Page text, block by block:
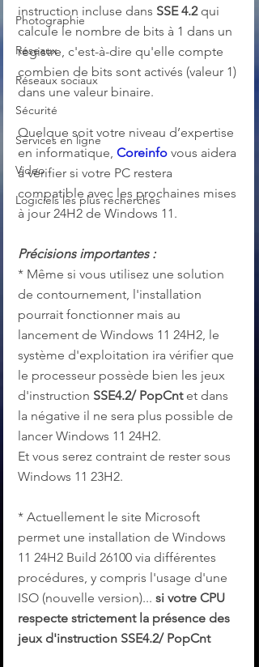
Photographie
Réseaux
Réseaux sociaux
Sécurité
Services en ligne
Video
Logiciels les plus recherchés
instruction incluse dans SSE 4.2 qui
calcule le nombre de bits à 1 dans un
registre, c'est-à-dire qu'elle compte
combien de bits sont activés (valeur 1)
dans une valeur binaire.
Quelque soit votre niveau d’expertise
en informatique, Coreinfo vous aidera
à vérifier si votre PC restera
compatible avec les prochaines mises
à jour 24H2 de Windows 11.
Précisions importantes :
* Même si vous utilisez une solution
de contournement, l'installation
pourrait fonctionner mais au
lancement de Windows 11 24H2, le
système d'exploitation ira vérifier que
le processeur possède bien les jeux
d'instruction SSE4.2/ PopCnt et dans
la négative il ne sera plus possible de
lancer Windows 11 24H2.
Et vous serez contraint de rester sous
Windows 11 23H2.
* Actuellement le site Microsoft
permet une installation de Windows
11 24H2 Build 26100 via différentes
procédures, y compris l'usage d'une
ISO (nouvelle version)... si votre CPU
respecte strictement la présence des
jeux d'instruction SSE4.2/ PopCnt